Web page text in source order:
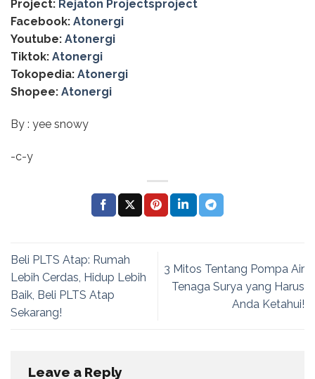
Project: Rejaton Projectsproject
Facebook: Atonergi
Youtube: Atonergi
Tiktok: Atonergi
Tokopedia: Atonergi
Shopee: Atonergi
By : yee snowy
-c-y
Beli PLTS Atap: Rumah
Lebih Cerdas, Hidup Lebih
Baik, Beli PLTS Atap
Sekarang!
3 Mitos Tentang Pompa Air
Tenaga Surya yang Harus
Anda Ketahui!
Leave a Reply